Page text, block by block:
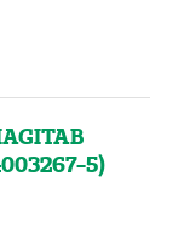
5)